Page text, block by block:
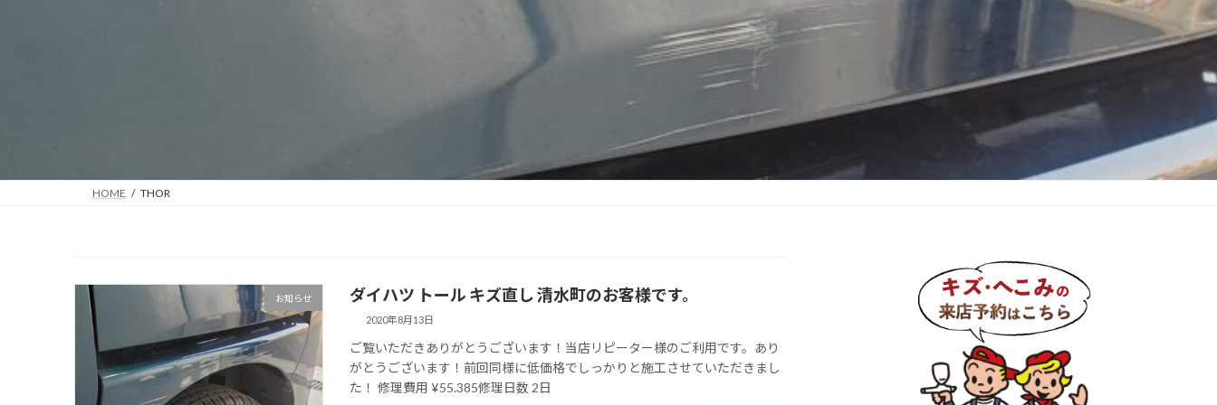
HOME THOR
お知らせ ダイハツ トール キズ直し 清水町のお客様です。
2020年8月13日
ご覧いただきありがとうございます！当店リピーター様のご利用です。あり
がとうございます！前回同様に低価格でしっかりと施工させていただきまし
た！ 修理費用 ¥55.385修理日数 2日